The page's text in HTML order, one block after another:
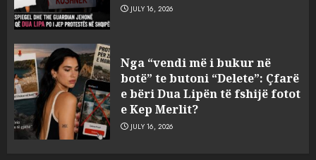
JULY 16, 2026
Nga “vendi më i bukur në
botë” te butoni “Delete”: Çfarë
e bëri Dua Lipën të fshijë fotot
e Kep Merlit?
JULY 16, 2026
3
Tragjedia në Gjermani, këta
janë tre shqiptarët që humbën
jetën në aksident